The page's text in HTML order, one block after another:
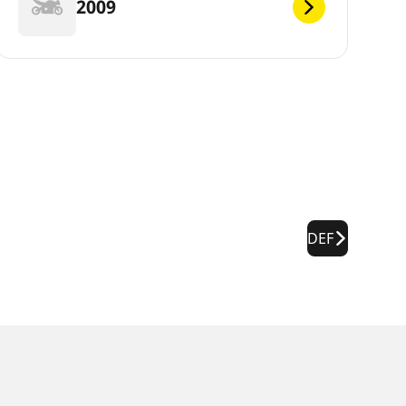
2009
DEF